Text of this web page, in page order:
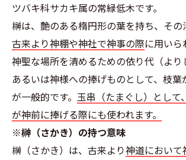
ツバキ科サカキ属の常緑低木です。
榊は、艶のある楕円形の葉を持ち、その
古来より神棚や神社で神事の際に用いら
神聖な場所を清めるための依り代（より
あるいは神様への捧げものとして、枝葉
が一般的です。 玉串（たまぐし）として
が神前に捧げる際にも使われます。
※榊（さかき）の持つ意味
榊（さかき）は、古来より神道において